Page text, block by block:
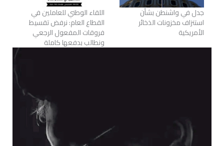
جدل في واشنطن بشأن
استنزاف مخزونات الذخائر
الأمريكية
اللقاء الوطني للعاملين في
القطاع العام: نرفض تقسيط
فروقات المفعول الرجعي
ونطالب بدفعها كاملة